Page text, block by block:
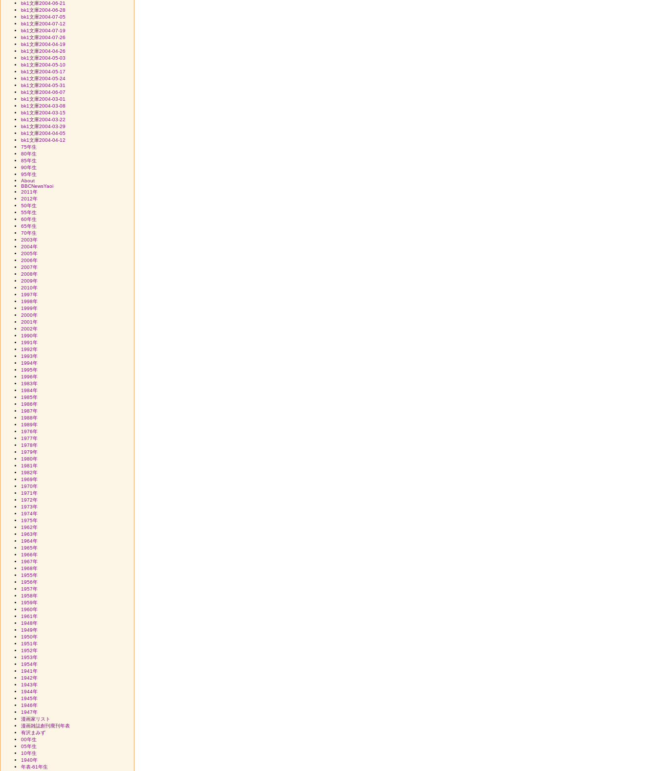
bk1文庫2004-06-21
bk1文庫2004-06-28
bk1文庫2004-07-05
bk1文庫2004-07-12
bk1文庫2004-07-19
bk1文庫2004-07-26
bk1文庫2004-04-19
bk1文庫2004-04-26
bk1文庫2004-05-03
bk1文庫2004-05-10
bk1文庫2004-05-17
bk1文庫2004-05-24
bk1文庫2004-05-31
bk1文庫2004-06-07
bk1文庫2004-03-01
bk1文庫2004-03-08
bk1文庫2004-03-15
bk1文庫2004-03-22
bk1文庫2004-03-29
bk1文庫2004-04-05
bk1文庫2004-04-12
75年生
80年生
85年生
90年生
95年生
About
BBCNewsYaoi
2011年
2012年
50年生
55年生
60年生
65年生
70年生
2003年
2004年
2005年
2006年
2007年
2008年
2009年
2010年
1997年
1998年
1999年
2000年
2001年
2002年
1990年
1991年
1992年
1993年
1994年
1995年
1996年
1983年
1984年
1985年
1986年
1987年
1988年
1989年
1976年
1977年
1978年
1979年
1980年
1981年
1982年
1969年
1970年
1971年
1972年
1973年
1974年
1975年
1962年
1963年
1964年
1965年
1966年
1967年
1968年
1955年
1956年
1957年
1958年
1959年
1960年
1961年
1948年
1949年
1950年
1951年
1952年
1953年
1954年
1941年
1942年
1943年
1944年
1945年
1946年
1947年
漫画家リスト
漫画雑誌創刊廃刊年表
有沢まみず
00年生
05年生
10年生
1940年
年表-61年生